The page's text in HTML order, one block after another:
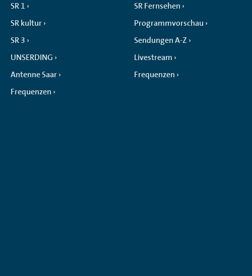
SR 1
SR kultur
SR 3
UNSERDING
Antenne Saar
Frequenzen
SR Fernsehen
Programmvorschau
Sendungen A-Z
Livestream
Frequenzen